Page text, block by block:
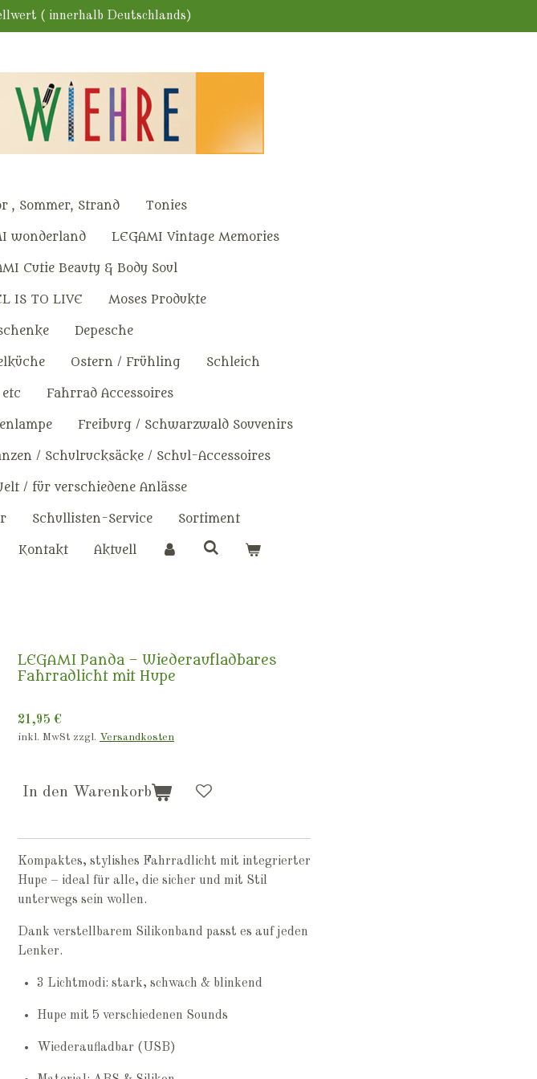
( innerhalb Deutschlands)
, Sommer, Strand Tonies
wonderland LEGAMI Vintage Memories
Cutie Beauty & Body Soul
IS TO LIVE Moses Produkte
Depesche
Ostern / Frühling Schleich
Fahrrad Accessoires
Freiburg / Schwarzwald Souvenirs
/ Schulrucksäcke / Schul-Accessoires
/ für verschiedene Anlässe
Schullisten-Service Sortiment
Kontakt Aktuell
LEGAMI Panda – Wiederaufladbares
Fahrradlicht mit Hupe
21,95 €
inkl. MwSt zzgl. Versandkosten
In den Warenkorb
Kompaktes, stylishes Fahrradlicht mit integrierter
Hupe – ideal für alle, die sicher und mit Stil
unterwegs sein wollen.
Dank verstellbarem Silikonband passt es auf jeden
Lenker.
3 Lichtmodi: stark, schwach & blinkend
Hupe mit 5 verschiedenen Sounds
Wiederaufladbar (USB)